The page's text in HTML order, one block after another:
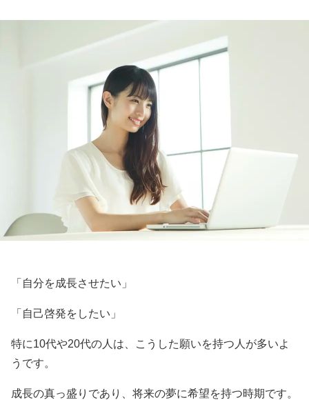
「自分を成長させたい」
「自己啓発をしたい」
特に10代や20代の人は、こうした願いを持つ人が多いよ
うです。
成長の真っ盛りであり、将来の夢に希望を持つ時期です。